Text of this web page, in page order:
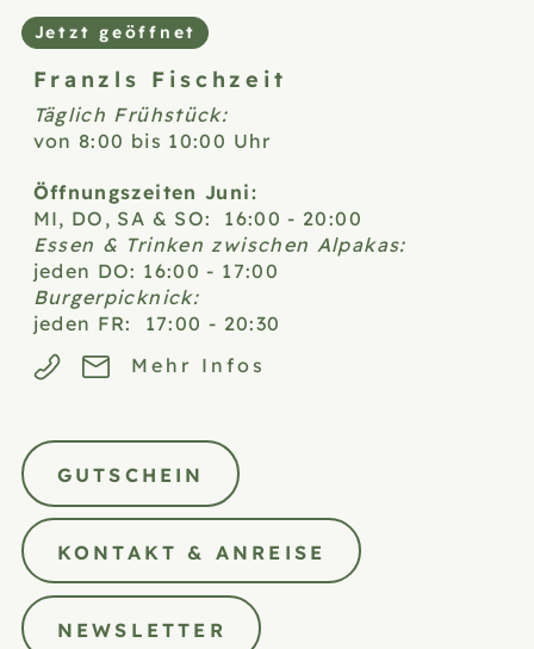
Franzls Fischzeit
Jetzt geöffnet
Täglich Frühstück:
von 8:00 bis 10:00 Uhr
Öffnungszeiten Juni:
MI, DO, SA & SO: 16:00 - 20:00
Essen & Trinken zwischen Alpakas:
jeden DO: 16:00 - 17:00
Burgerpicknick:
jeden FR: 17:00 - 20:30
Mehr Infos
GUTSCHEIN
KONTAKT & ANREISE
NEWSLETTER